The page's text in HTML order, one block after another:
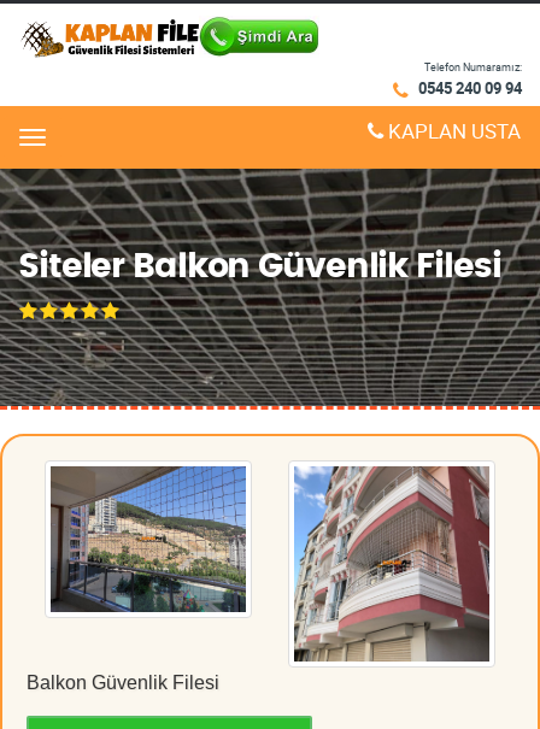
Telefon Numaramız:
0545 240 09 94
Menu KAPLAN USTA
Siteler Balkon Güvenlik Filesi
Balkon Güvenlik Filesi